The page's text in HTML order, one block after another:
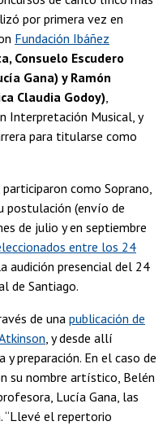
por primera vez en
Fundación Ibáñez
Consuelo Escudero
Gana) y Ramón
Claudia Godoy)
Interpretación Musical, y
para titularse como
como Soprano,
postulación (envío de
de julio y en septiembre
entre los 24
audición presencial del 24
de Santiago.
de una publicación de
, y desde allí
preparación. En el caso de
su nombre artístico, Belén
Lucía Gana, las
“Llevé el repertorio